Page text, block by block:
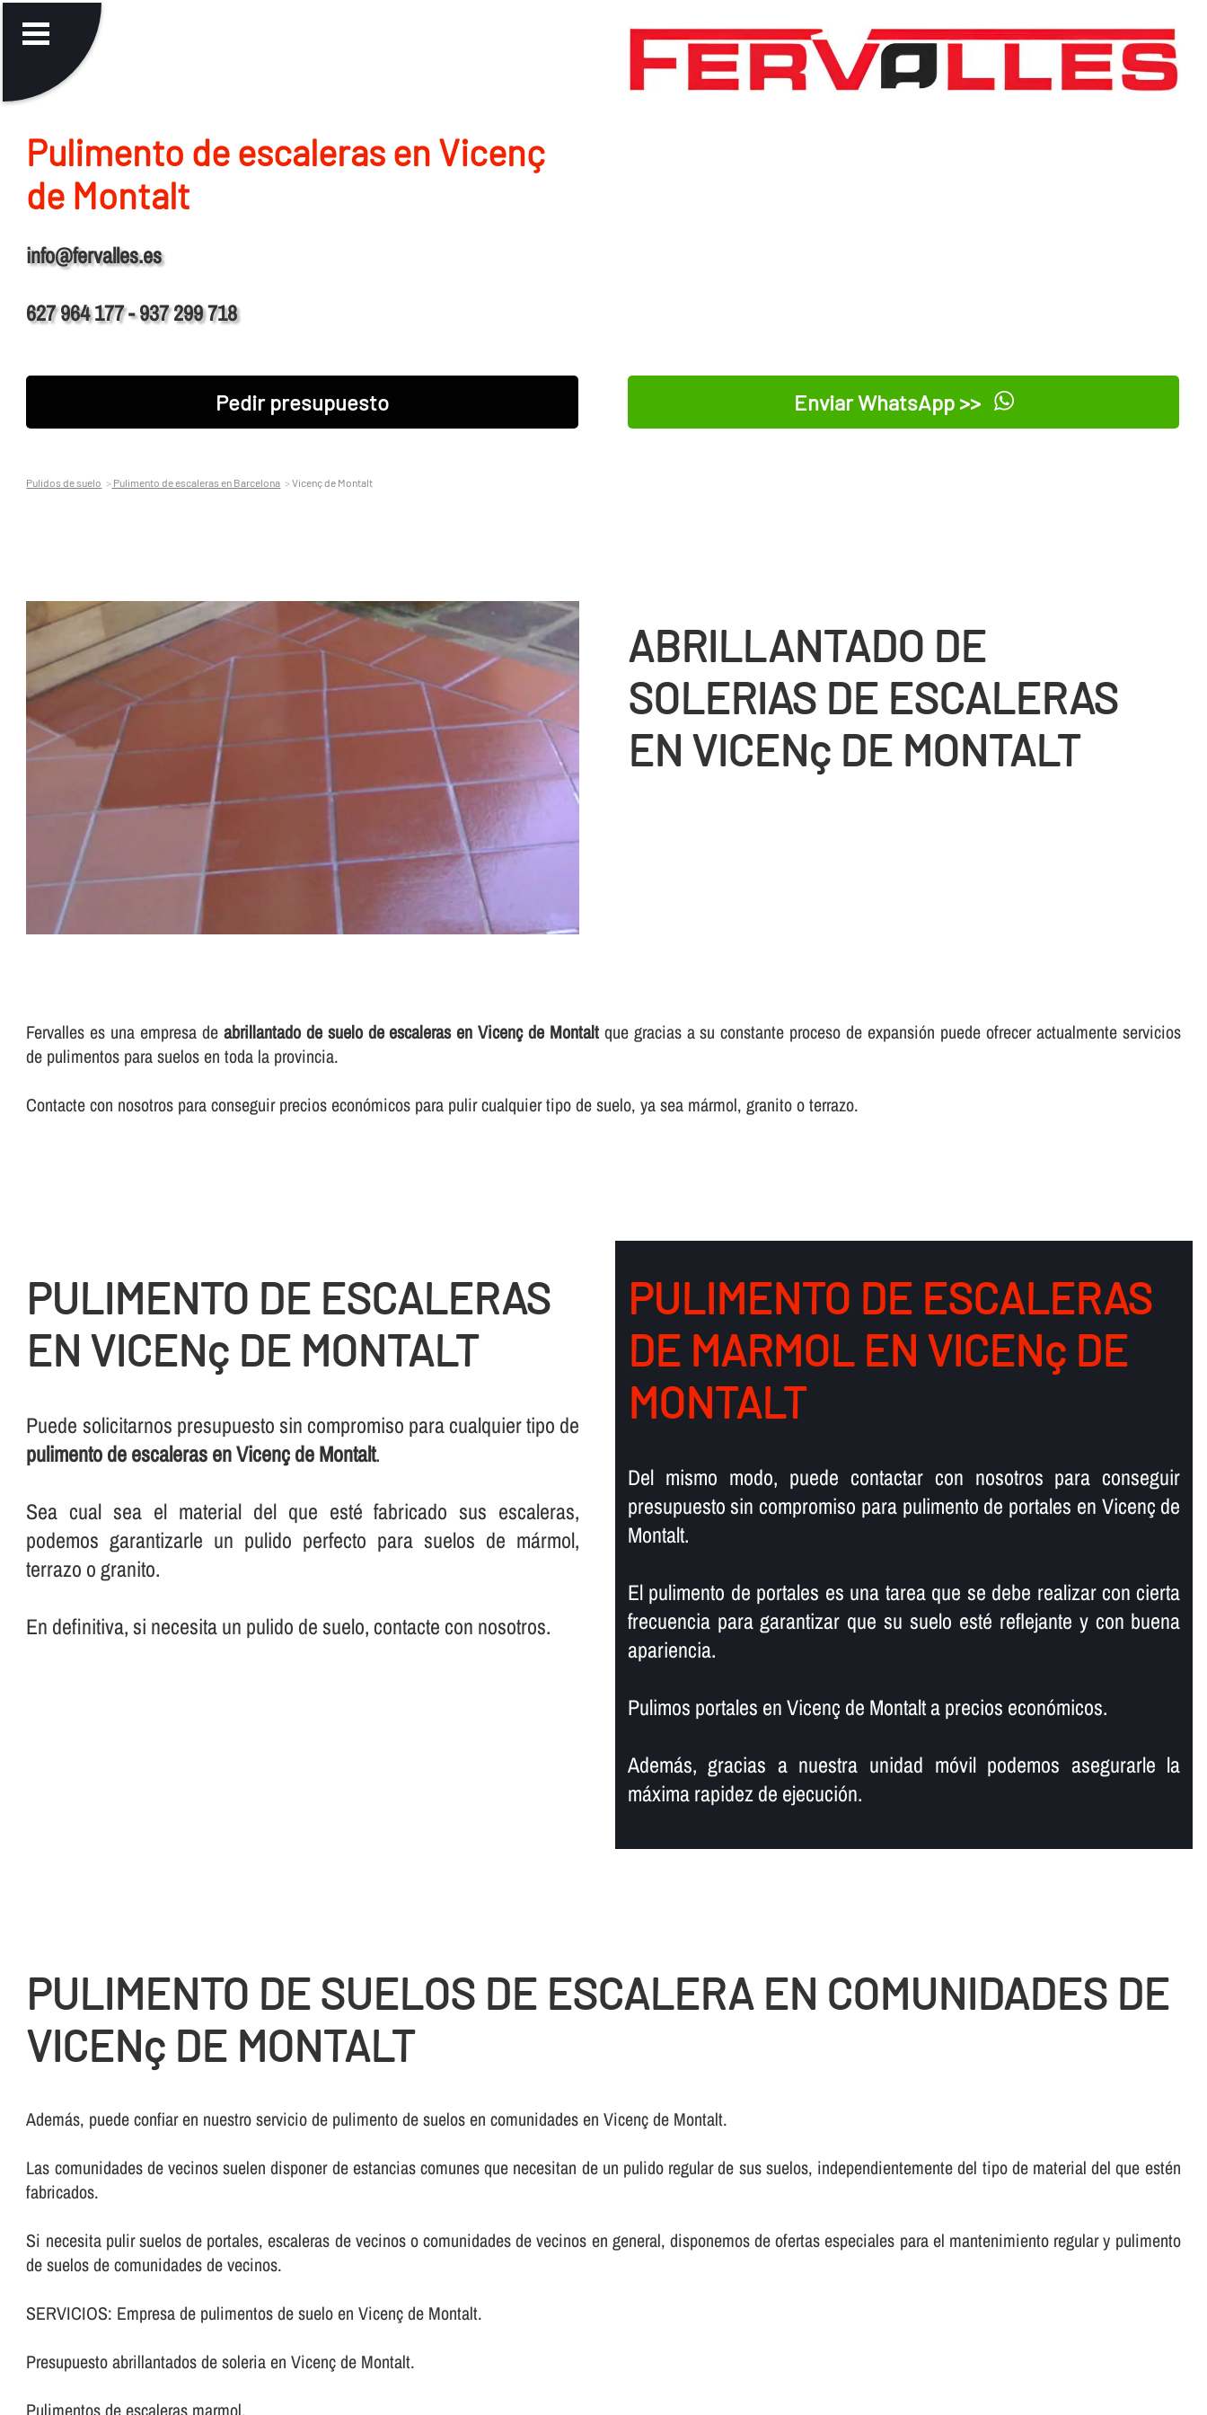
Pulimento de escaleras en Vicenç
de Montalt
info@fervalles.es
627 964 177 - 937 299 718
Pedir presupuesto Enviar WhatsApp >>
Pulidos de suelo Pulimento de escaleras en Barcelona Vicenç de Montalt
ABRILLANTADO DE
SOLERIAS DE ESCALERAS
EN VICENç DE MONTALT
Fervalles es una empresa de abrillantado de suelo de escaleras en Vicenç de Montaltque gracias a su constante proceso de expansión puede ofrecer actualmente servicios
de pulimentos para suelos en toda la provincia.
Contacte con nosotros para conseguir precios económicos para pulir cualquier tipo de suelo, ya sea mármol, granito o terrazo.
PULIMENTO DE ESCALERAS
EN VICENç DE MONTALT
Puede solicitarnos presupuesto sin compromiso para cualquier tipo de
pulimento de escaleras en Vicenç de Montalt.
Sea cual sea el material del que esté fabricado sus escaleras,
podemos garantizarle un pulido perfecto para suelos de mármol,
terrazo o granito.
En definitiva, si necesita un pulido de suelo, contacte con nosotros.
PULIMENTO DE ESCALERAS
DE MARMOL EN VICENç DE
MONTALT
Del mismo modo, puede contactar con nosotros para conseguir
presupuesto sin compromiso para pulimento de portales en Vicenç de
Montalt.
El pulimento de portales es una tarea que se debe realizar con cierta
frecuencia para garantizar que su suelo esté reflejante y con buena
apariencia.
Pulimos portales en Vicenç de Montalt a precios económicos.
Además, gracias a nuestra unidad móvil podemos asegurarle la
máxima rapidez de ejecución.
PULIMENTO DE SUELOS DE ESCALERA EN COMUNIDADES DE
VICENç DE MONTALT
Además, puede confiar en nuestro servicio de pulimento de suelos en comunidades en Vicenç de Montalt.
Las comunidades de vecinos suelen disponer de estancias comunes que necesitan de un pulido regular de sus suelos, independientemente del tipo de material del que estén
fabricados.
Si necesita pulir suelos de portales, escaleras de vecinos o comunidades de vecinos en general, disponemos de ofertas especiales para el mantenimiento regular y pulimento
de suelos de comunidades de vecinos.
SERVICIOS: Empresa de pulimentos de suelo en Vicenç de Montalt.
Presupuesto abrillantados de soleria en Vicenç de Montalt.